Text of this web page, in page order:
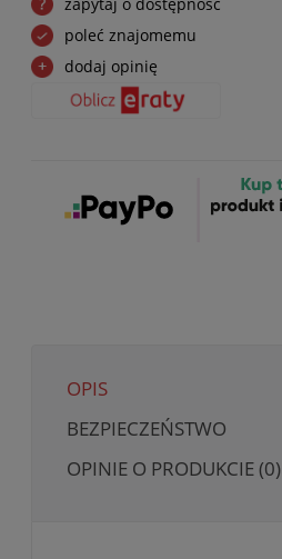
poleć znajomemu
dodaj opinię
OPIS
BEZPIECZEŃSTWO
OPINIE O PRODUKCIE (0)